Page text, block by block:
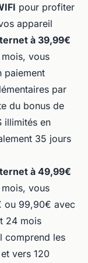
pour profiter
appareil
à 39,99€
vous
paiement
par
du bonus de
illimités en
35 jours
à 49,99€
vous
ou 99,90€ avec
24 mois
comprend les
vers 120